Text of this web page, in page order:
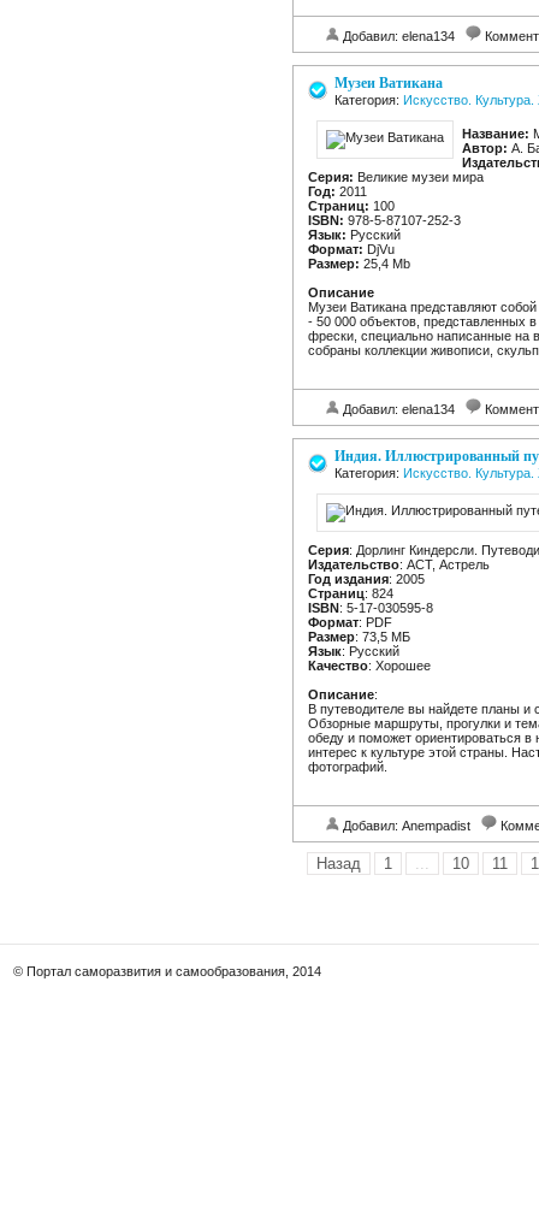
Добавил: elena134
Музеи Ватикана
Категория: Искусство.
Название:
Автор: А.
Серия: Великие музеи мира
Год: 2011
Страниц: 100
ISBN: 978-5-87107-252-3
Язык: Русский
Формат: DjVu
Размер: 25,4 Mb
Описание
Музеи Ватикана представляют
- 50 000 объектов, представленных
фрески, специально написанные на
собраны коллекции живописи,
Добавил: elena134
Индия. Иллюстрированный
Категория: Искусство.
Серия: Дорлинг Киндерсли.
Издательство: АСТ, Астрель
Год издания: 2005
Страниц: 824
ISBN: 5-17-030595-8
Формат: PDF
Размер: 73,5 МБ
Язык: Русский
Качество: Хорошее
Описание:
В путеводителе вы найдете планы
Обзорные маршруты, прогулки и
обеду и поможет ориентироваться
интерес к культуре этой страны.
фотографий.
Добавил: Anempadist
Назад 1 ... 10 11
© Портал саморазвития и самообразования, 2014